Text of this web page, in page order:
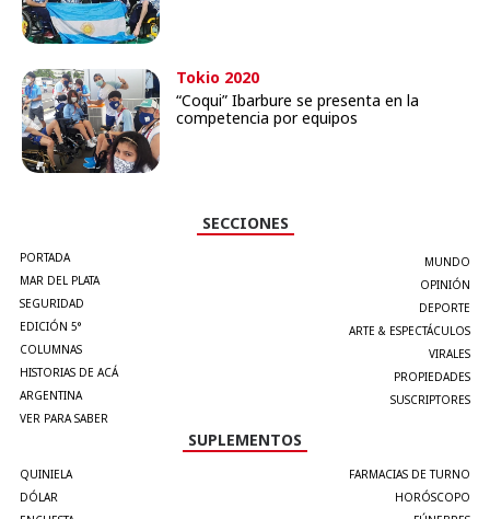
Tokio 2020
“Coqui” Ibarbure se presenta en la
competencia por equipos
SECCIONES
PORTADA
MAR DEL PLATA
SEGURIDAD
EDICIÓN 5°
COLUMNAS
HISTORIAS DE ACÁ
ARGENTINA
VER PARA SABER
MUNDO
OPINIÓN
DEPORTE
ARTE & ESPECTÁCULOS
VIRALES
PROPIEDADES
SUSCRIPTORES
SUPLEMENTOS
QUINIELA
DÓLAR
FARMACIAS DE TURNO
HORÓSCOPO